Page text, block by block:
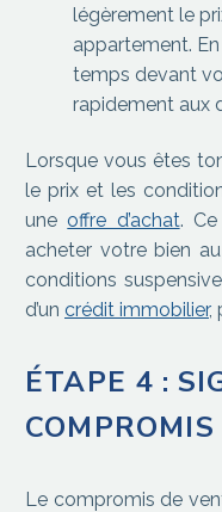
légèrement le
appartement.
temps devant
rapidement aux
Lorsque vous êtes
le prix et les
uneoffre d’achat.
acheter votre bien
conditions
d’un crédit immobilier,
ÉTAPE 4 :
Le compromis de